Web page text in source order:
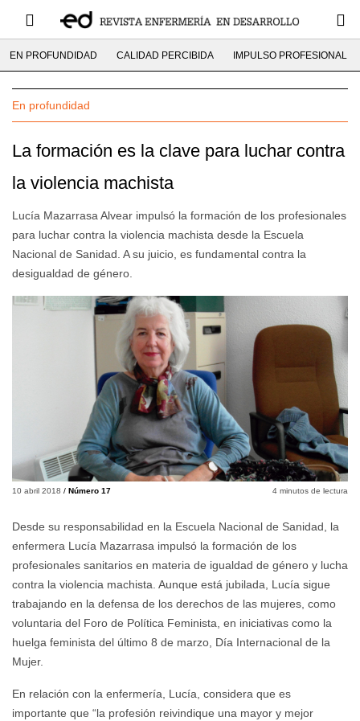
EN PROFUNDIDAD CALIDAD PERCIBIDA IMPULSO PROFESIONAL
En profundidad
La formación es la clave para luchar contra
la violencia machista
Lucía Mazarrasa Alvear impulsó la formación de los profesionales
para luchar contra la violencia machista desde la Escuela
Nacional de Sanidad. A su juicio, es fundamental contra la
desigualdad de género.
10 abril 2018 / Número 17 4 minutos de lectura
Desde su responsabilidad en la Escuela Nacional de Sanidad, la
enfermera Lucía Mazarrasa impulsó la formación de los
profesionales sanitarios en materia de igualdad de género y lucha
contra la violencia machista. Aunque está jubilada, Lucía sigue
trabajando en la defensa de los derechos de las mujeres, como
voluntaria del Foro de Política Feminista, en iniciativas como la
huelga feminista del último 8 de marzo, Día Internacional de la
Mujer.
En relación con la enfermería, Lucía, considera que es
importante que “la profesión reivindique una mayor y mejor